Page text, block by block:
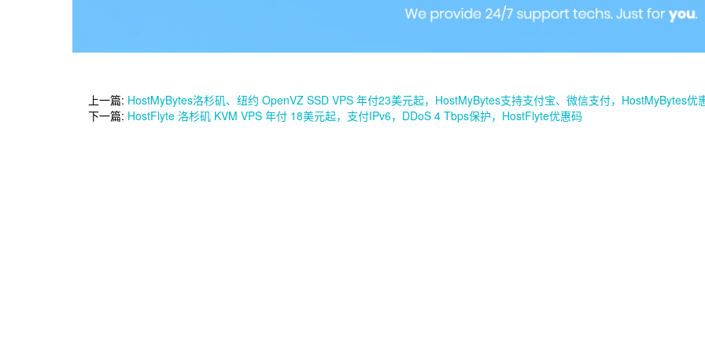
上一篇: HostMyBytes洛杉矶、纽约 OpenVZ SSD VPS 年付23美元起，HostMyBytes支持支付宝、微信支付，HostMyBytes优
下一篇: HostFlyte 洛杉矶 KVM VPS 年付 18美元起，支付IPv6，DDoS 4 Tbps保护，HostFlyte优惠码